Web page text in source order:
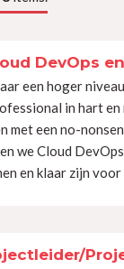
DevOps
een hoger
in hart en
met een no-
we Cloud
en klaar zijn